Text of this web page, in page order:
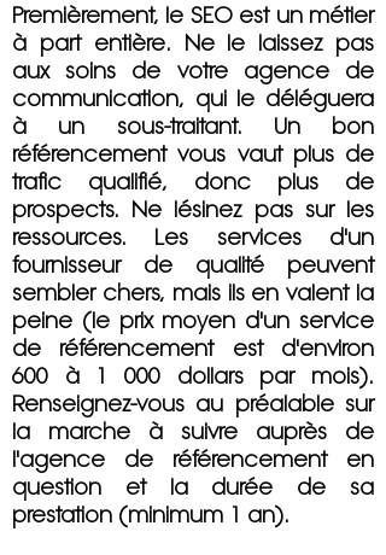
Premièrement, le SEO est un métier
à part entière. Ne le laissez pas
aux soins de votre agence de
communication, qui le déléguera
à un sous-traitant. Un bon
référencement vous vaut plus de
trafic qualifié, donc plus de
prospects. Ne lésinez pas sur les
ressources. Les services d'un
fournisseur de qualité peuvent
sembler chers, mais ils en valent la
peine (le prix moyen d'un service
de référencement est d'environ
600 à 1 000 dollars par mois).
Renseignez-vous au préalable sur
la marche à suivre auprès de
l'agence de référencement en
question et la durée de sa
prestation (minimum 1 an).